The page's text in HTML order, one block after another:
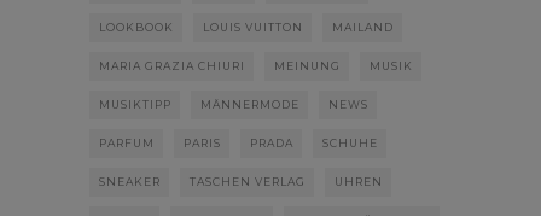
LOOKBOOK LOUIS VUITTON MAILAND
MARIA GRAZIA CHIURI MEINUNG MUSIK
MUSIKTIPP MÄNNERMODE NEWS
PARFUM PARIS PRADA SCHUHE
SNEAKER TASCHEN VERLAG UHREN